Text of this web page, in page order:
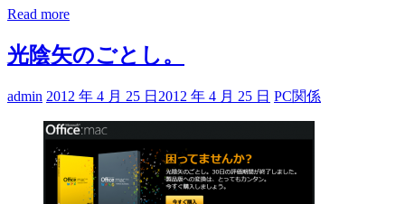
Read more
光陰矢のごとし。
admin 2012 年 4 月 25 日 2012 年 4 月 25 日 PC関係